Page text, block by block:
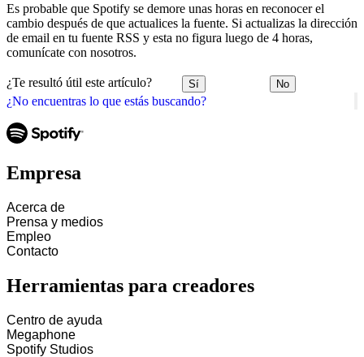
¿No encuentras lo que estás buscando?
Es probable que Spotify se demore unas horas en reconocer el
cambio después de que actualices la fuente. Si actualizas la dirección
de email en tu fuente RSS y esta no figura luego de 4 horas,
comunícate con nosotros.
¿Te resultó útil este artículo? Sí No
Empresa
Acerca de
Prensa y medios
Empleo
Contacto
Herramientas para creadores
Centro de ayuda
Megaphone
Spotify Studios